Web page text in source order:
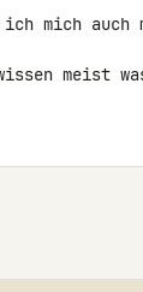
mich auch
meist